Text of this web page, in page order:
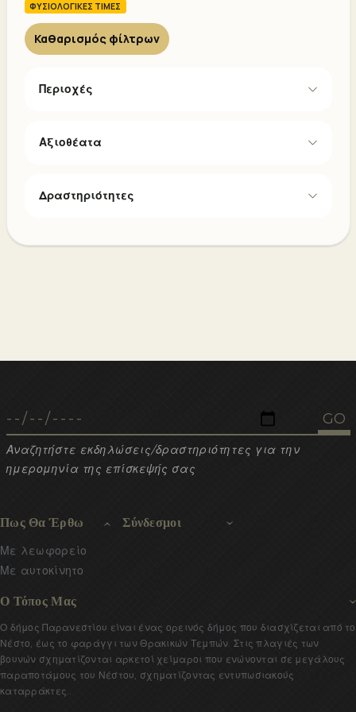
ΦΥΣΙΟΛΟΓΙΚΕΣ ΤΙΜΕΣ
Καθαρισμός φίλτρων
Περιοχές
Αξιοθέατα
Δραστηριότητες
Αναζητήστε εκδηλώσεις/δραστηριότητες για την
ημερομηνία της επίσκεψής σας
Πως Θα Έρθω
Με λεωφορείο
Με αυτοκίνητο
Σύνδεσμοι
Ο Τόπος Μας
Ο δήμος Παρανεστίου είναι ένας ορεινός δήμος που διασχίζεται από το
Νέστο, έως το φαράγγι των Θρακικών Τεμπών. Στις πλαγιές των
βουνών σχηματίζονται αρκετοί χείμαροι που ενώνονται σε μεγάλους
παραποτάμους του Νέστου, σχηματίζοντας εντυπωσιακούς
καταρράκτες..